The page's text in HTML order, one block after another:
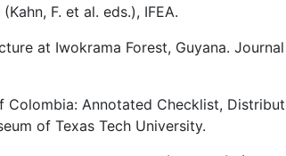
F. et al. eds.), IFEA.
at Iwokrama Forest, Guyana.
Annotated Checklist,
of Texas Tech University.